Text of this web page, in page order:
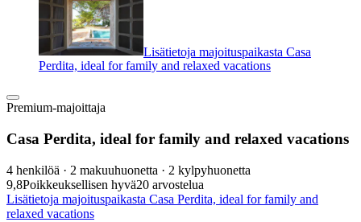
Lisätietoja majoituspaikasta Casa
Perdita, ideal for family and relaxed vacations
Premium-majoittaja
Casa Perdita, ideal for family and relaxed vacations
4 henkilöä · 2 makuuhuonetta · 2 kylpyhuonetta
9,8Poikkeuksellisen hyvä20 arvostelua
Lisätietoja majoituspaikasta Casa Perdita, ideal for family and
relaxed vacations